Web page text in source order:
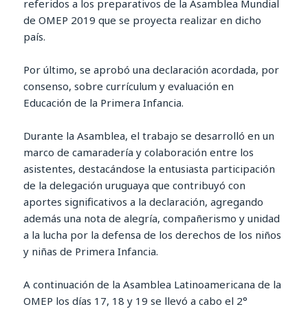
referidos a los preparativos de la Asamblea Mundial
de OMEP 2019 que se proyecta realizar en dicho
país.
Por último, se aprobó una declaración acordada, por
consenso, sobre currículum y evaluación en
Educación de la Primera Infancia.
Durante la Asamblea, el trabajo se desarrolló en un
marco de camaradería y colaboración entre los
asistentes, destacándose la entusiasta participación
de la delegación uruguaya que contribuyó con
aportes significativos a la declaración, agregando
además una nota de alegría, compañerismo y unidad
a la lucha por la defensa de los derechos de los niños
y niñas de Primera Infancia.
A continuación de la Asamblea Latinoamericana de la
OMEP los días 17, 18 y 19 se llevó a cabo el 2°